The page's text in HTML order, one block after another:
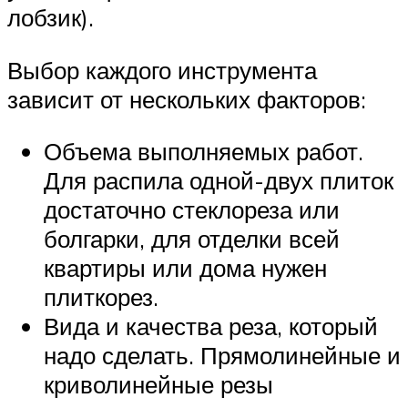
лобзик).
Выбор каждого инструмента
зависит от нескольких факторов:
Объема выполняемых работ.
Для распила одной-двух плиток
достаточно стеклореза или
болгарки, для отделки всей
квартиры или дома нужен
плиткорез.
Вида и качества реза, который
надо сделать. Прямолинейные и
криволинейные резы